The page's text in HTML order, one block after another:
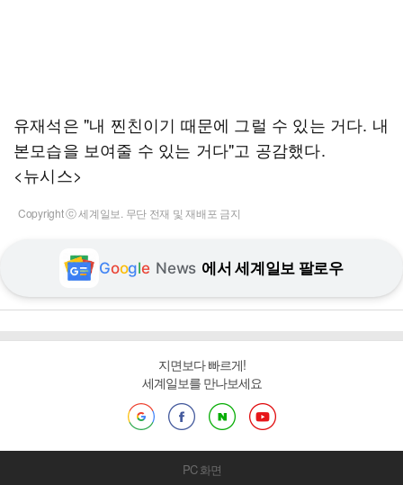
유재석은 "내 찐친이기 때문에 그럴 수 있는 거다. 내
본모습을 보여줄 수 있는 거다"고 공감했다.
<뉴시스>
Copyright ⓒ 세계일보. 무단 전재 및 재배포 금지
Google News 에서 세계일보 팔로우
지면보다 빠르게!
세계일보를 만나보세요
PC 화면